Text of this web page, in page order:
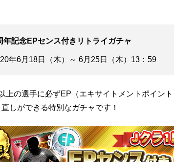
年記念EPセンス付きリトライガチャ
年6月18日（木）～ 6月25日（木）13：59
上の選手に必ずEP（エキサイトメントポイント
しができる特別なガチャです！